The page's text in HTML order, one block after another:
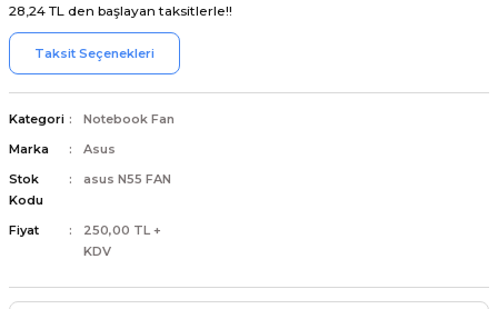
28,24 TL den başlayan taksitlerle!!
Taksit Seçenekleri
Kategori
Notebook Fan
Marka
Asus
Stok
Kodu
asus N55 FAN
Fiyat
250,00 TL +
KDV